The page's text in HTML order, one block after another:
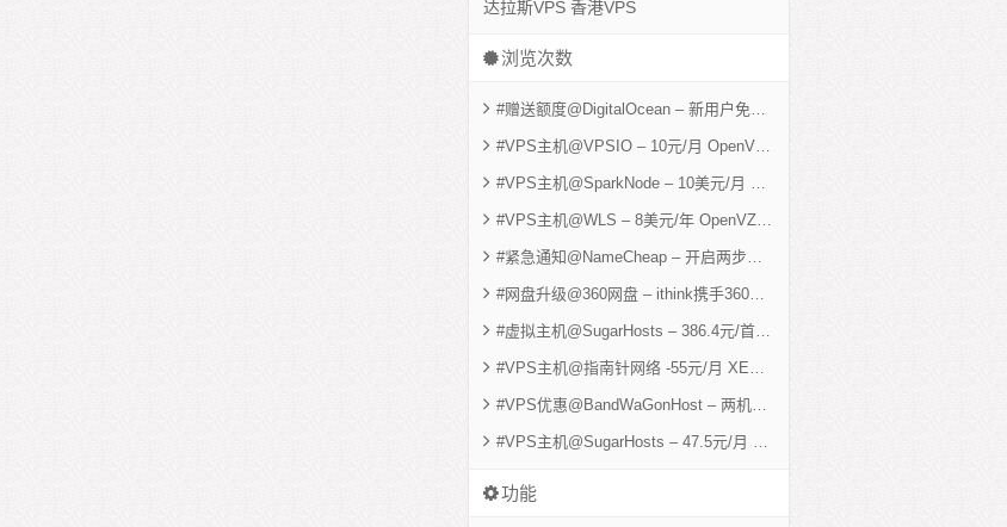
达拉斯VPS 香港VPS
浏览次数
#赠送额度@DigitalOcean – 新用户免费赠送25美元余额 512M KVM可用5个月
#VPS主机@VPSIO – 10元/月 OpenVZ 1G 40G 1600G 洛杉矶VPS
#VPS主机@SparkNode – 10美元/月 XEN 1G 30G SSD 3000G 美国VPS
#VPS主机@WLS – 8美元/年 OpenVZ 256M 10G 3T 两机房
#紧急通知@NameCheap – 开启两步验证 防止账户信息泄露
#网盘升级@360网盘 – ithink携手360免费获取2T网络硬盘
#虚拟主机@SugarHosts – 386.4元/首年 香港独立IP cPanel主机 5000M 50G
#VPS主机@指南针网络 -55元/月 XEN 512M 30G 3M不限 香港VPS
#VPS优惠@BandWaGonHost – 两机房 ovz 512M神器 9.99美元/年
#VPS主机@SugarHosts – 47.5元/月 XEN 768M 10G SSD 1T 洛杉矶VPS
功能